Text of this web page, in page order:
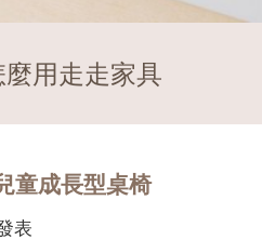
用走走家具
童成長型桌椅
表